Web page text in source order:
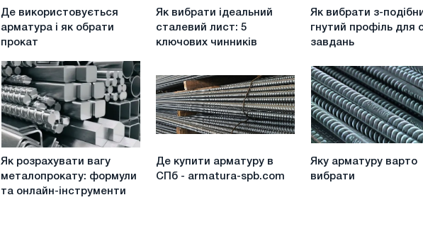
Де
використовується
арматура
як
обрати
прокат
Де використовується
арматура і як обрати
прокат
Як
вибрати
5
ключових
чинників
Як вибрати ідеальний
сталевий лист: 5
ключових чинників
Як
вибрати
подібний
гнутий
профіль
для
своїх
завдань
Як вибрати з-
гнутий профіль для
завдань
Як
розрахувати
Як розрахувати вагу
металопрокату: формули
та онлайн-інструменти
Де
купити
Де купити арматуру в
СПб - armatura-spb.com
Яку
арматуру
варто
Яку арматуру варто
вибрати